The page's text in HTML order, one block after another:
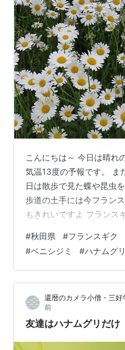
こんにちは～ 今日は晴れ
気温13度の予報です。 ま
日は散歩で見た蝶や昆虫
歩道の土手には今フラン
もきれいですよ フランス
ですよ。 今ではずっとこ
いています。 私が子供の
いなかった気がしますけ
じです。 可愛い花なんで
惑かな？ 普段この花をマ
すがマーガレットで…
#秋田県 #フランスギク
#ベニシジミ #ハナムグリ
還暦のカメラ小僧・三
前
友達はハナムグリだけ